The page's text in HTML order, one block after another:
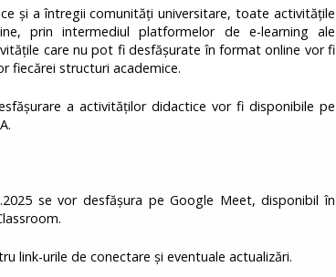
și a întregii comunități universitare, toate activitățile
prin intermediul platformelor de e-learning ale
care nu pot fi desfășurate în format online vor fi
fiecărei structuri academice.
a activităților didactice vor fi disponibile pe
se vor desfășura pe Google Meet, disponibil în
link-urile de conectare și eventuale actualizări.